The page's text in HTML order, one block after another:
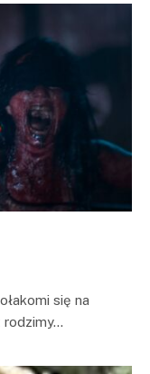
się na
rodzimy…